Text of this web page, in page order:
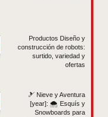
Productos Diseño y
construcción de robots:
surtido, variedad y
ofertas
🎿 Nieve y Aventura
[year]: 🌨️ Esquís y
Snowboards para